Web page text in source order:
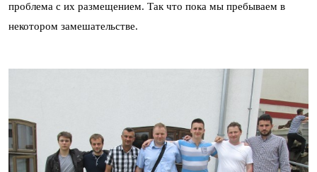
проблема с их размещением. Так что пока мы пребываем в
некотором замешательстве.